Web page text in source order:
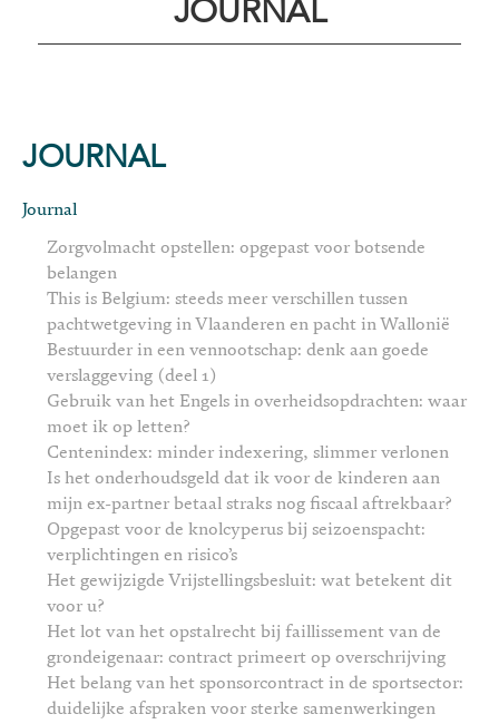
JOURNAL
JOURNAL
Journal
Zorgvolmacht opstellen: opgepast voor botsende
belangen
This is Belgium: steeds meer verschillen tussen
pachtwetgeving in Vlaanderen en pacht in Wallonië
Bestuurder in een vennootschap: denk aan goede
verslaggeving (deel 1)
Gebruik van het Engels in overheidsopdrachten: waar
moet ik op letten?
Centenindex: minder indexering, slimmer verlonen
Is het onderhoudsgeld dat ik voor de kinderen aan
mijn ex-partner betaal straks nog fiscaal aftrekbaar?
Opgepast voor de knolcyperus bij seizoenspacht:
verplichtingen en risico’s
Het gewijzigde Vrijstellingsbesluit: wat betekent dit
voor u?
Het lot van het opstalrecht bij faillissement van de
grondeigenaar: contract primeert op overschrijving
Het belang van het sponsorcontract in de sportsector:
duidelijke afspraken voor sterke samenwerkingen